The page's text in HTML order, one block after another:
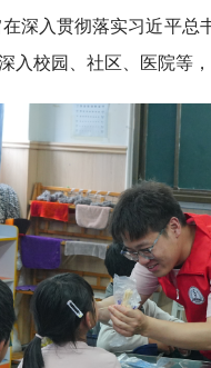
深入贯彻落实习近平
入校园、社区、医院等